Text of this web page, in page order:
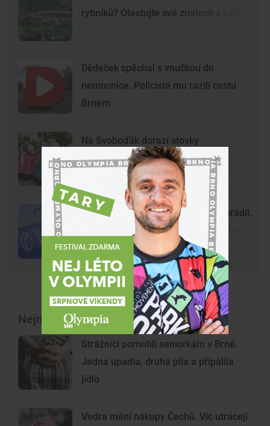
rybníků? Otestujte své znalosti v kvízu
Dědeček spěchal s vnučkou do
nemocnice. Policisté mu razili cestu
Brnem
Na Svoboďák dorazí stovky
krojovaných. Brno chystá první
celoměstské hody
Gang nezletilých ve Vyškově už dořádil.
Nedávný útok prošetřují kriminalisté
Nejnovější články
Strážníci pomohli seniorkám v Brně.
Jedna upadla, druhá pila a připálila
jídlo
Vedra mění nákupy Čechů. Víc utrácejí